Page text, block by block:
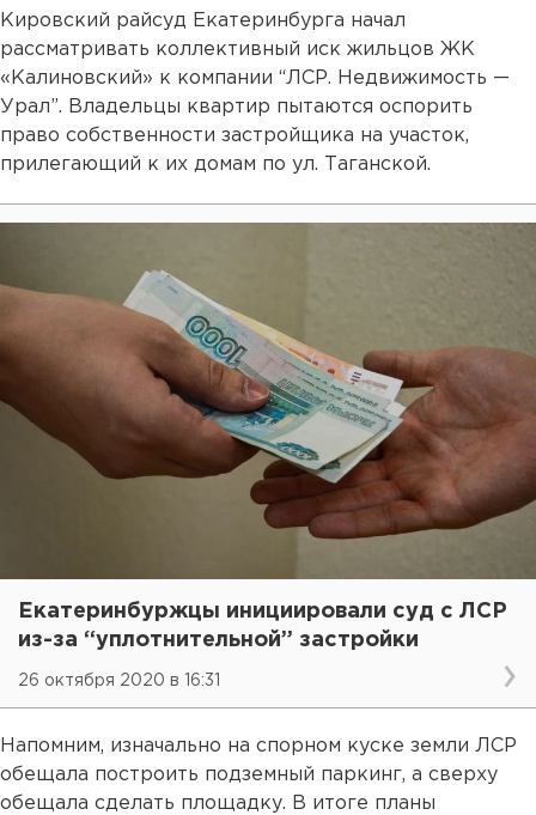
Кировский райсуд Екатеринбурга начал
рассматривать коллективный иск жильцов ЖК
«Калиновский» к компании “ЛСР. Недвижимость —
Урал”. Владельцы квартир пытаются оспорить
право собственности застройщика на участок,
прилегающий к их домам по ул. Таганской.
Екатеринбуржцы инициировали суд с ЛСР
из-за “уплотнительной” застройки
26 октября 2020 в 16:31
Напомним, изначально на спорном куске земли ЛСР
обещала построить подземный паркинг, а сверху
обещала сделать площадку. В итоге планы